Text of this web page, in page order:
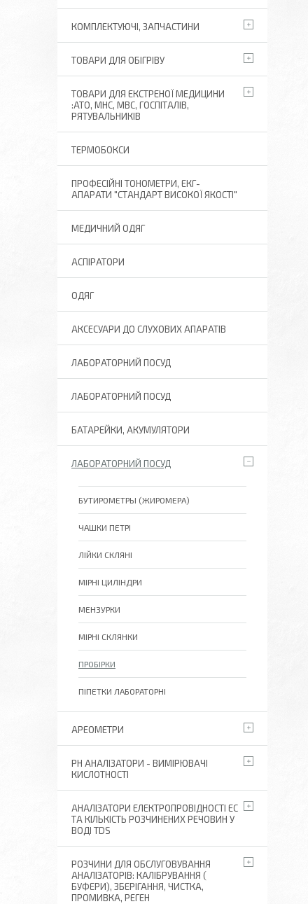
КОМПЛЕКТУЮЧІ, ЗАПЧАСТИНИ
ТОВАРИ ДЛЯ ОБІГРІВУ
ТОВАРИ ДЛЯ ЕКСТРЕНОЇ МЕДИЦИНИ
:АТО, МНС, МВС, ГОСПІТАЛІВ,
РЯТУВАЛЬНИКІВ
ТЕРМОБОКСИ
ПРОФЕСІЙНІ ТОНОМЕТРИ, ЕКГ-
АПАРАТИ "СТАНДАРТ ВИСОКОЇ ЯКОСТІ"
МЕДИЧНИЙ ОДЯГ
АСПІРАТОРИ
ОДЯГ
АКСЕСУАРИ ДО СЛУХОВИХ АПАРАТІВ
ЛАБОРАТОРНИЙ ПОСУД
ЛАБОРАТОРНИЙ ПОСУД
БАТАРЕЙКИ, АКУМУЛЯТОРИ
ЛАБОРАТОРНИЙ ПОСУД
БУТИРОМЕТРЫ (ЖИРОМЕРА)
ЧАШКИ ПЕТРІ
ЛІЙКИ СКЛЯНІ
МІРНІ ЦИЛІНДРИ
МЕНЗУРКИ
МІРНІ СКЛЯНКИ
ПРОБІРКИ
ПІПЕТКИ ЛАБОРАТОРНІ
АРЕОМЕТРИ
РН АНАЛІЗАТОРИ - ВИМІРЮВАЧІ
КИСЛОТНОСТІ
АНАЛІЗАТОРИ ЕЛЕКТРОПРОВІДНОСТІ EC
ТА КІЛЬКІСТЬ РОЗЧИНЕНИХ РЕЧОВИН У
ВОДІ TDS
РОЗЧИНИ ДЛЯ ОБСЛУГОВУВАННЯ
АНАЛІЗАТОРІВ: КАЛІБРУВАННЯ (
БУФЕРИ), ЗБЕРІГАННЯ, ЧИСТКА,
ПРОМИВКА, РЕГЕН